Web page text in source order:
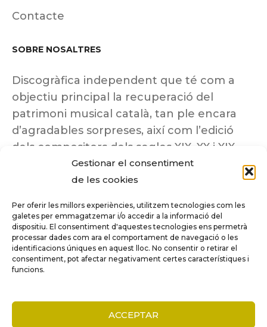
Gestionar el consentiment
de les cookies
Per oferir les millors experiències, utilitzem tecnologies com les
galetes per emmagatzemar i/o accedir a la informació del
dispositiu. El consentiment d'aquestes tecnologies ens permetrà
processar dades com ara el comportament de navegació o les
identificacions úniques en aquest lloc. No consentir o retirar el
consentiment, pot afectar negativament certes característiques i
funcions.
ACCEPTAR
Contacte
SOBRE NOSALTRES
Discogràfica independent que té com a
objectiu principal la recuperació del
patrimoni musical català, tan ple encara
d’agradables sorpreses, així com l’edició
dels compositors dels segles XIX, XX i XIX
insuficientment coneguts.
Tots els drets reservats a ©Columna
Música.
COMPARE (0)